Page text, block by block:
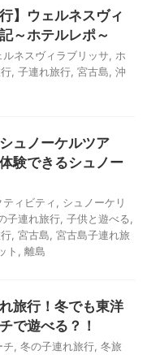
】ウェルネスヴィ
～ホテルレポ～
ルネスヴィラブリッサ
ホ
子連れ旅行 宮古島 沖
ュノーケルツア
験できるシュノー
ティビティ
シュノーケリ
子連れ旅行 子供と遊べる
宮古島 宮古島子連れ旅
ト 離島
旅行！冬でも東洋
で遊べる？！
チ 冬の子連れ旅行 冬旅